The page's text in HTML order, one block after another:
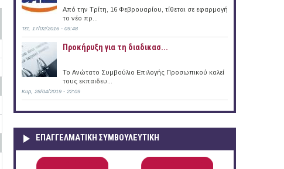
Από την Τρίτη, 16 Φεβρουαρίου, τίθεται σε εφαρμογή
το νέο πρ...
Τετ, 17/02/2016 - 09:48
Προκήρυξη για τη διαδικασ...
Το Ανώτατο Συμβούλιο Επιλογής Προσωπικού καλεί
τους εκπαιδευ...
Κυρ, 28/04/2019 - 22:09
ΕΠΑΓΓΕΛΜΑΤΙΚΉ ΣΥΜΒΟΥΛΕΥΤΙΚΉ